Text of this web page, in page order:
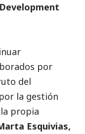
por
del
la gestión
propia
Esquivias,